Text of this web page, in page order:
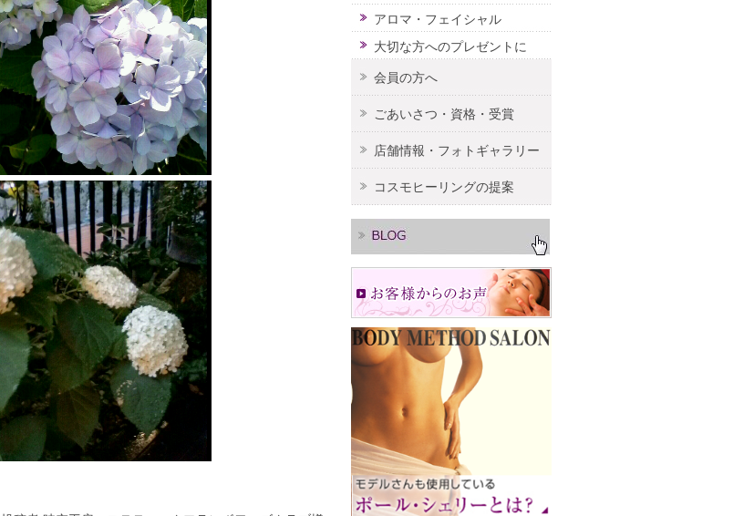
アロマ・フェイシャル
大切な方へのプレゼントに
会員の方へ
ごあいさつ・資格・受賞
店舗情報・フォトギャラリー
コスモヒーリングの提案